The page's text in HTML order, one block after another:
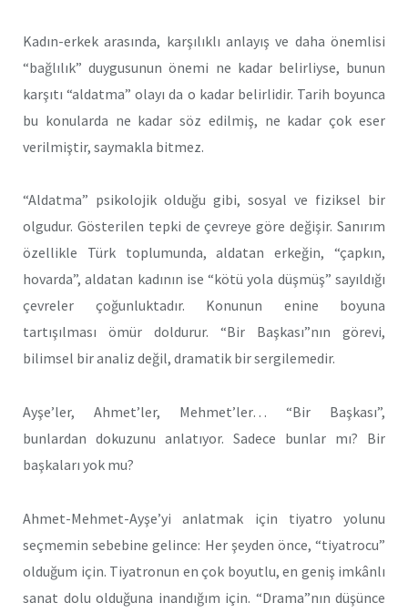
Kadın-erkek arasında, karşılıklı anlayış ve daha önemlisi
“bağlılık” duygusunun önemi ne kadar belirliyse, bunun
karşıtı “aldatma” olayı da o kadar belirlidir. Tarih boyunca
bu konularda ne kadar söz edilmiş, ne kadar çok eser
verilmiştir, saymakla bitmez.
“Aldatma” psikolojik olduğu gibi, sosyal ve fiziksel bir
olgudur. Gösterilen tepki de çevreye göre değişir. Sanırım
özellikle Türk toplumunda, aldatan erkeğin, “çapkın,
hovarda”, aldatan kadının ise “kötü yola düşmüş” sayıldığı
çevreler çoğunluktadır. Konunun enine boyuna
tartışılması ömür doldurur. “Bir Başkası”nın görevi,
bilimsel bir analiz değil, dramatik bir sergilemedir.
Ayşe’ler, Ahmet’ler, Mehmet’ler… “Bir Başkası”,
bunlardan dokuzunu anlatıyor. Sadece bunlar mı? Bir
başkaları yok mu?
Ahmet-Mehmet-Ayşe’yi anlatmak için tiyatro yolunu
seçmemin sebebine gelince: Her şeyden önce, “tiyatrocu”
olduğum için. Tiyatronun en çok boyutlu, en geniş imkânlı
sanat dolu olduğuna inandığım için. “Drama”nın düşünce